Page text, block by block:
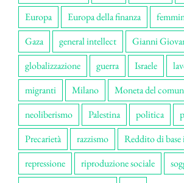
Europa
Europa della finanza
Gaza
general intellect
Gianni
globalizzazione
guerra Israele
migranti
Milano Moneta del
neoliberismo
Palestina politica
Precarietà
razzismo
Reddito di
repressione
riproduzione sociale